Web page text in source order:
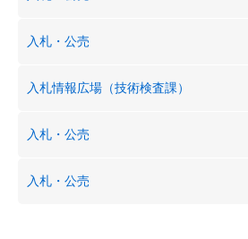
入札・公売
入札情報広場（技術検査課）
入札・公売
入札・公売